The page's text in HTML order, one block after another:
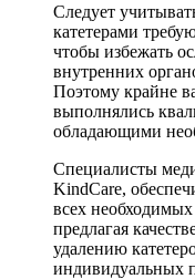
Следует
катетерами
чтобы избежать
внутренних
Поэтому крайне
выполнялись
обладающими
Специалисты
KindCare,
всех
предлагая
удалению
индивидуальных